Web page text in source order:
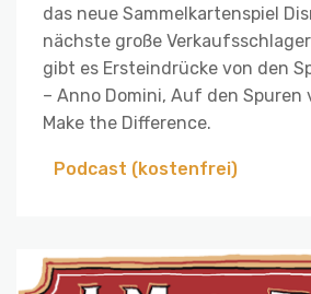
das neue Sammelkartenspiel
nächste große
gibt es Ersteindrücke von den
– Anno Domini, Auf den Spuren
Make the Difference.
Podcast (kostenfrei)